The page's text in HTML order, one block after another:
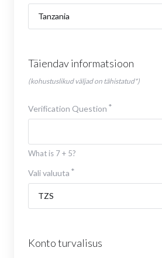
Täiendav informatsioon
(kohustuslikud väljad on tähistatud*)
Verification Question
What is 7 + 5?
Vali valuuta
Konto turvalisus